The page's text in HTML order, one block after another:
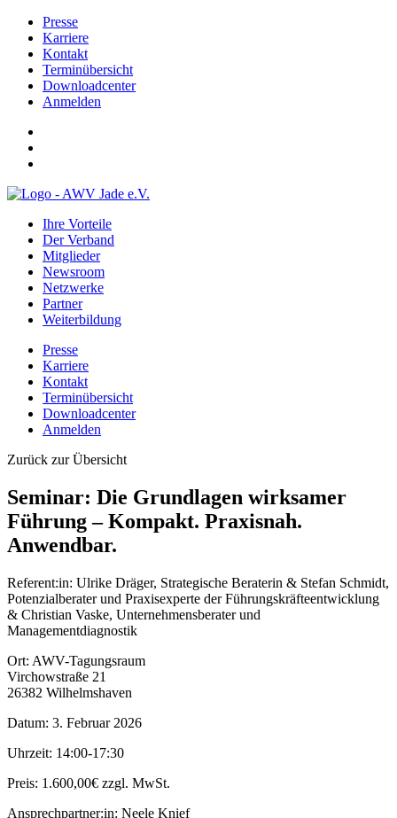
Presse
Karriere
Kontakt
Terminübersicht
Downloadcenter
Anmelden
Ihre Vorteile
Der Verband
Mitglieder
Newsroom
Netzwerke
Partner
Weiterbildung
Presse
Karriere
Kontakt
Terminübersicht
Downloadcenter
Anmelden
Zurück zur Übersicht
Seminar: Die Grundlagen wirksamer
Führung – Kompakt. Praxisnah.
Anwendbar.
Referent:in: Ulrike Dräger, Strategische Beraterin & Stefan Schmidt,
Potenzialberater und Praxisexperte der Führungskräfteentwicklung
& Christian Vaske, Unternehmensberater und
Managementdiagnostik
Ort: AWV-Tagungsraum
Virchowstraße 21
26382 Wilhelmshaven
Datum: 3. Februar 2026
Uhrzeit: 14:00-17:30
Preis: 1.600,00€ zzgl. MwSt.
Ansprechpartner:in: Neele Knief